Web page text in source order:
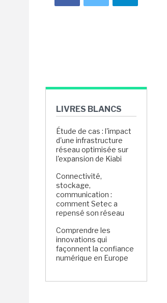
LIVRES BLANCS
Étude de cas : l'impact
d'une infrastructure
réseau optimisée sur
l'expansion de Kiabi
Connectivité,
stockage,
communication :
comment Setec a
repensé son réseau
Comprendre les
innovations qui
façonnent la confiance
numérique en Europe